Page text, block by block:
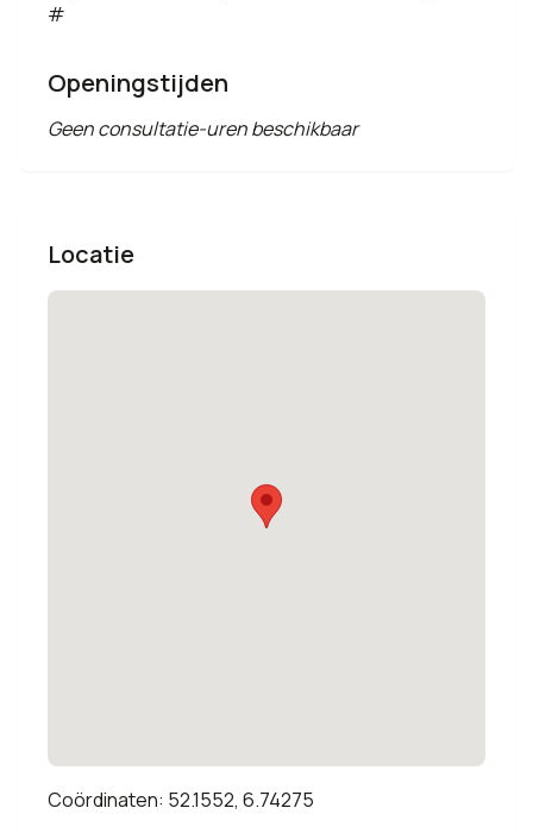
#
Openingstijden
Geen consultatie-uren beschikbaar
Locatie
Coördinaten: 52.1552, 6.74275